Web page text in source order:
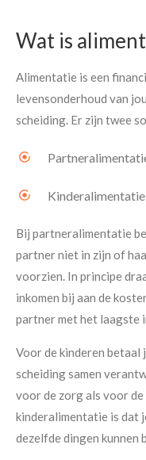
Wat is
Alimentatie is een
levensonderhoud van
scheiding. Er zijn twee
Kinderalimentatie
Bij partneralimentatie
partner niet in zijn of
voorzien. In principe
inkomen bij aan de
partner met het laagste
Voor de kinderen
scheiding samen
voor de zorg als voor
kinderalimentatie is dat
dezelfde dingen kunnen